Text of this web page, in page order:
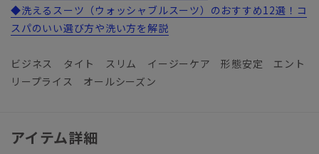
◆洗えるスーツ（ウォッシャブルスーツ）のおすすめ12選！コ
スパのいい選び方や洗い方を解説
ビジネス タイト スリム イージーケア 形態安定 エント
リープライス オールシーズン
アイテム詳細